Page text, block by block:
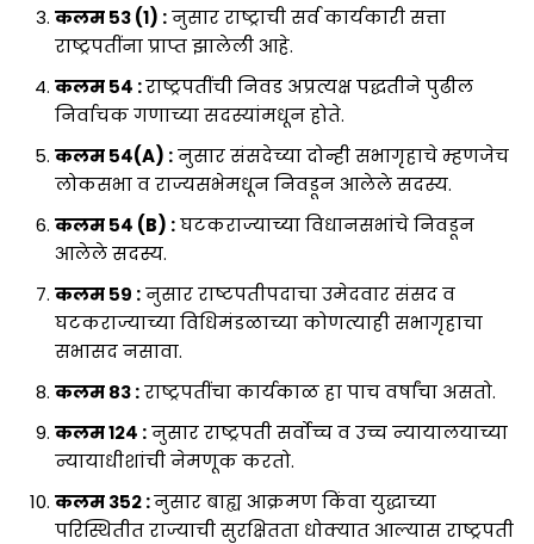
कलम ५३ (१) :नुसार राष्ट्राची सर्व कार्यकारी सत्ता
राष्ट्रपतींना प्राप्त झालेली आहे.
कलम ५४ :राष्ट्रपतींची निवड अप्रत्यक्ष पद्धतीने पुढील
निर्वाचक गणाच्या सदस्यांमधून होते.
कलम ५४(A) :नुसार संसदेच्या दोन्ही सभागृहाचे म्हणजेच
लोकसभा व राज्यसभेमधून निवडून आलेले सदस्य.
कलम ५४ (B) :घटकराज्याच्या विधानसभांचे निवडून
आलेले सदस्य.
कलम ५९ :नुसार राष्टपतीपदाचा उमेदवार संसद व
घटकराज्याच्या विधिमंडळाच्या कोणत्याही सभागृहाचा
सभासद नसावा.
कलम ८३ :राष्ट्रपतींचा कार्यकाळ हा पाच वर्षांचा असतो.
कलम १२४ :नुसार राष्ट्रपती सर्वोच्च व उच्च न्यायालयाच्या
न्यायाधीशांची नेमणूक करतो.
कलम ३५२ :नुसार बाह्य आक्रमण किंवा युद्धाच्या
परिस्थितीत राज्याची सुरक्षितता धोक्यात आल्यास राष्ट्रपती